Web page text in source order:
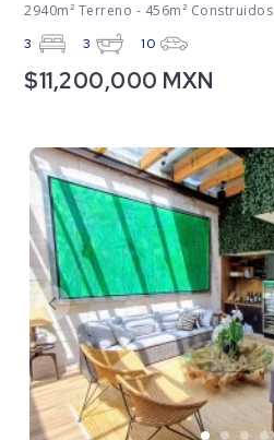
2940m² Terreno - 456m² Construidos
3 3 10
$11,200,000 MXN